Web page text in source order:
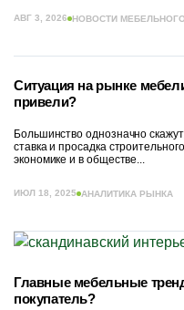
АВГ 3, 2026 НОВОСТИ
Ситуация на рынке
привели?
Большинство однозначно
ставка и просадка
экономике и в обществе...
ИЮЛ 18, 2025 АНАЛИТИКА РЫНКА
Главные мебельные
покупатель?